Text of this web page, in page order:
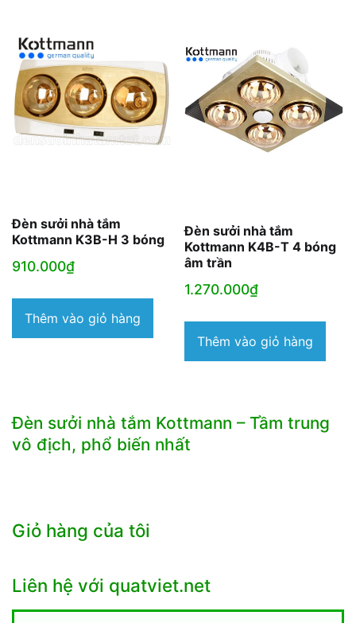
Đèn sưởi nhà tắm
Kottmann K3B-H 3 bóng
910.000₫
Thêm vào giỏ hàng
Đèn sưởi nhà tắm
Kottmann K4B-T 4 bóng
âm trần
1.270.000₫
Thêm vào giỏ hàng
Đèn sưởi nhà tắm Kottmann – Tầm trung
vô địch, phổ biến nhất
Giỏ hàng của tôi
Liên hệ với quatviet.net